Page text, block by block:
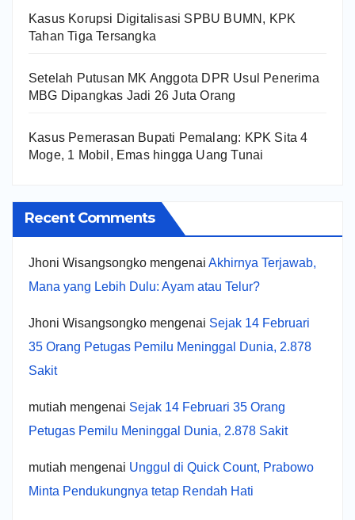
Kasus Korupsi Digitalisasi SPBU BUMN, KPK
Tahan Tiga Tersangka
Setelah Putusan MK Anggota DPR Usul Penerima
MBG Dipangkas Jadi 26 Juta Orang
Kasus Pemerasan Bupati Pemalang: KPK Sita 4
Moge, 1 Mobil, Emas hingga Uang Tunai
Recent Comments
Jhoni Wisangsongko mengenai Akhirnya Terjawab,
Mana yang Lebih Dulu: Ayam atau Telur?
Jhoni Wisangsongko mengenai Sejak 14 Februari
35 Orang Petugas Pemilu Meninggal Dunia, 2.878
Sakit
mutiah mengenai Sejak 14 Februari 35 Orang
Petugas Pemilu Meninggal Dunia, 2.878 Sakit
mutiah mengenai Unggul di Quick Count, Prabowo
Minta Pendukungnya tetap Rendah Hati